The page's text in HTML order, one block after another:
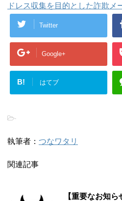
ドレス収集を目的とした詐欺メ
Twitter
Google+
B! はてブ
-
執筆者： つなワタリ
関連記事
【重要なお知